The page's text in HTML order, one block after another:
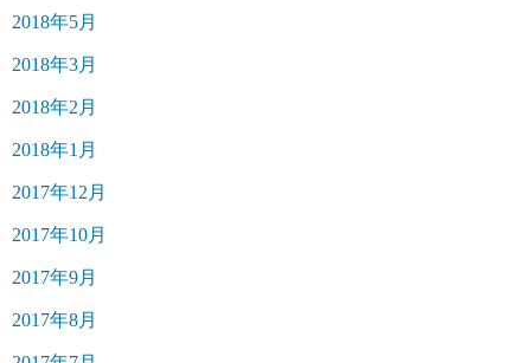
2018年5月
2018年3月
2018年2月
2018年1月
2017年12月
2017年10月
2017年9月
2017年8月